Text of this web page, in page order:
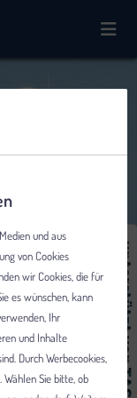
und aus
von Cookies
wir Cookies, die für
es wünschen, kann
Ihr
und Inhalte
Durch Werbecookies,
Sie bitte, ob